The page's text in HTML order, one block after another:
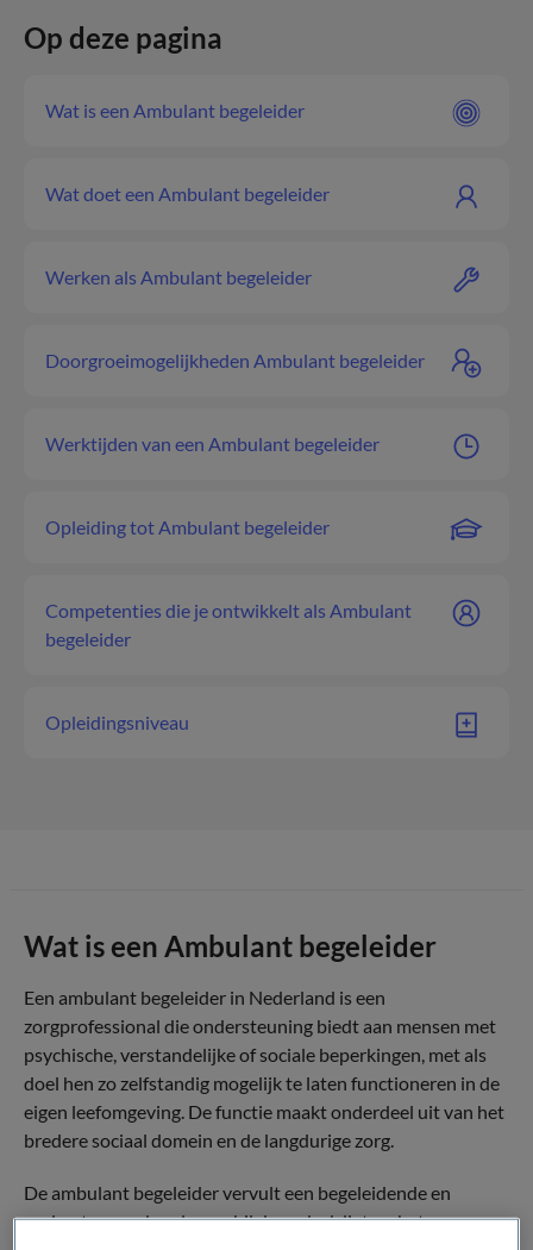
Op deze pagina
Wat is een Ambulant begeleider
Wat doet een Ambulant begeleider
Werken als Ambulant begeleider
Doorgroeimogelijkheden Ambulant begeleider
Werktijden van een Ambulant begeleider
Opleiding tot Ambulant begeleider
Competenties die je ontwikkelt als Ambulant
begeleider
Opleidingsniveau
Wat is een Ambulant begeleider
Een ambulant begeleider in Nederland is een
zorgprofessional die ondersteuning biedt aan mensen met
psychische, verstandelijke of sociale beperkingen, met als
doel hen zo zelfstandig mogelijk te laten functioneren in de
eigen leefomgeving. De functie maakt onderdeel uit van het
bredere sociaal domein en de langdurige zorg.
De ambulant begeleider vervult een begeleidende en
ondersteunende rol, waarbij de nadruk ligt op het